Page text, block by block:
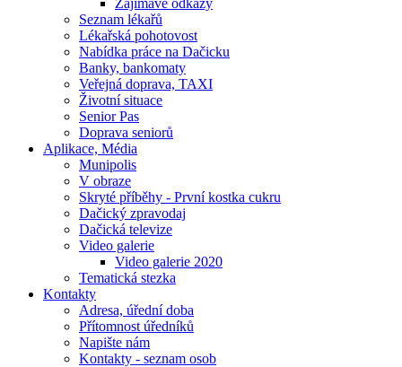
Zajímavé odkazy
Seznam lékařů
Lékařská pohotovost
Nabídka práce na Dačicku
Banky, bankomaty
Veřejná doprava, TAXI
Životní situace
Senior Pas
Doprava seniorů
Aplikace, Média
Munipolis
V obraze
Skryté příběhy - První kostka cukru
Dačický zpravodaj
Dačická televize
Video galerie
Video galerie 2020
Tematická stezka
Kontakty
Adresa, úřední doba
Přítomnost úředníků
Napište nám
Kontakty - seznam osob